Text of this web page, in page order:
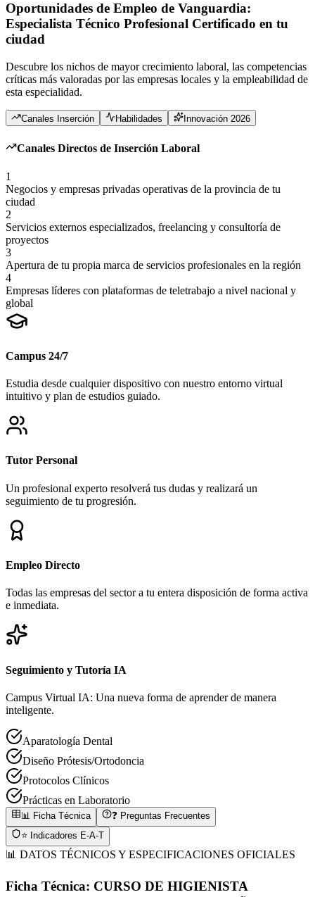
Oportunidades de Empleo de Vanguardia:
Especialista Técnico Profesional Certificado en tu
ciudad
Descubre los nichos de mayor crecimiento laboral, las competencias
críticas más valoradas por las empresas locales y la empleabilidad de
esta especialidad.
Canales Inserción Habilidades Innovación 2026
Canales Directos de Inserción Laboral
1
Negocios y empresas privadas operativas de la provincia de tu
ciudad
2
Servicios externos especializados, freelancing y consultoría de
proyectos
3
Apertura de tu propia marca de servicios profesionales en la región
4
Empresas líderes con plataformas de teletrabajo a nivel nacional y
global
Campus 24/7
Estudia desde cualquier dispositivo con nuestro entorno virtual
intuitivo y plan de estudios guiado.
Tutor Personal
Un profesional experto resolverá tus dudas y realizará un
seguimiento de tu progresión.
Empleo Directo
Todas las empresas del sector a tu entera disposición de forma activa
e inmediata.
Seguimiento y Tutoría IA
Campus Virtual IA: Una nueva forma de aprender de manera
inteligente.
Aparatología Dental
Diseño Prótesis/Ortodoncia
Protocolos Clínicos
Prácticas en Laboratorio
📊 Ficha Técnica
❓ Preguntas Frecuentes
⭐ Indicadores E-A-T
📊 DATOS TÉCNICOS Y ESPECIFICACIONES OFICIALES
Ficha Técnica: CURSO DE HIGIENISTA